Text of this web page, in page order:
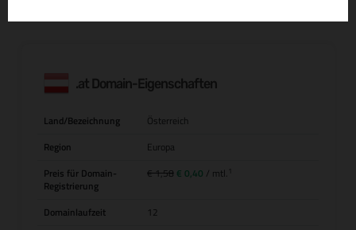
.at Domain-Eigenschaften
Land/Bezeichnung
Österreich
Region
Europa
Preis für Domain-
Registrierung
€ 1,58 € 0,40 / mtl.
Domainlaufzeit
12